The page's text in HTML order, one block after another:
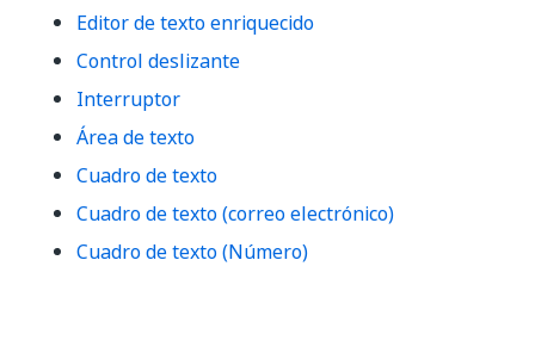
Editor de texto enriquecido
Control deslizante
Interruptor
Área de texto
Cuadro de texto
Cuadro de texto (correo electrónico)
Cuadro de texto (Número)